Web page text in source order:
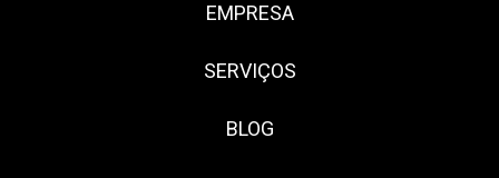
EMPRESA
SERVIÇOS
BLOG